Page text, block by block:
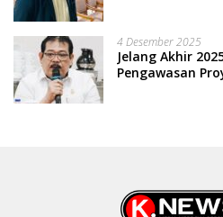
4 Desember 2025
Jelang Akhir
Pengawasan